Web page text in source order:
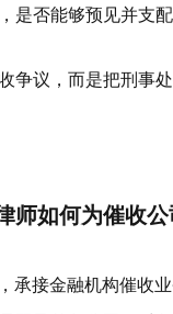
是否能够预见并支
争议，而是把刑事
师如何为催收
承接金融机构催收